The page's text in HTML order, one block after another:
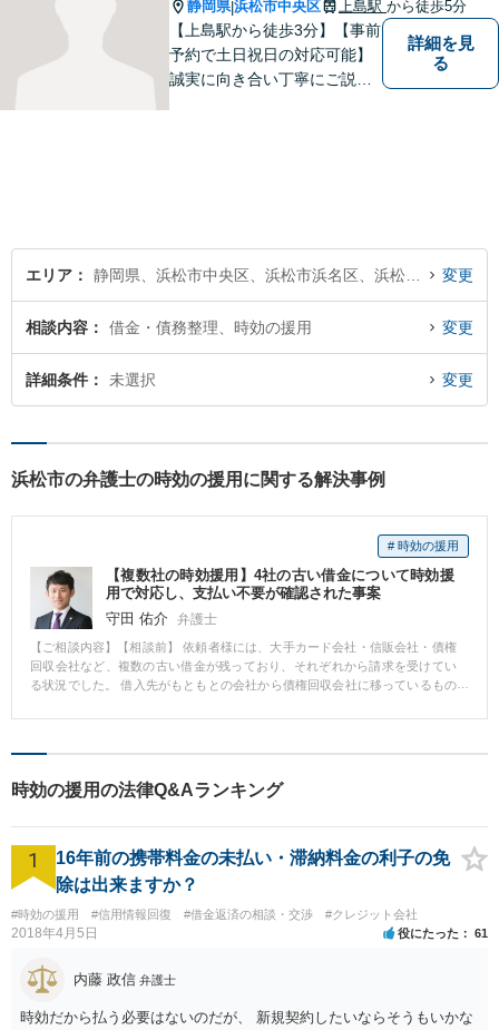
静岡県|浜松市中央区 上島駅 から徒歩5分
【上島駅から徒歩3分】【事前
予約で土日祝日の対応可能】
誠実に向き合い丁寧にご説明
詳細を見
る
エリア 変更
相談内容 借金・債務整理、時効の援用 変更
詳細条件 未選択 変更
浜松市の弁護士の時効の援用に関する解決事例
# 時効の援用
【複数社の時効援用】4社の古い借金について時効援
用で対応し、支払い不要が確認された事案
守田 佑介 弁護士
【ご相談内容】【相談前】 依頼者様には、大手カード会社・信販会社・債権
回収会社など、複数の古い借金が残っており、それぞれから請求を受けてい
る状況でした。 借入先がもともとの会社から債権回収会社に移っているもの
払わなければならないのか分からない」という不安が生じやすい事案でし
す。そのため、対象の4社それぞれについて、時効援用通知を送付し、その後
の処理状況を確認していく方針としました。 【相談後】 時効援用のご依頼を
用による処理がされたことを確認できました。 結果として、対象となった4社
の古い借金について、依頼者様が今後支払い対応を続ける必要はないことを
確認することができました。 複数社から古い借金の請求が来ている場合で
も、1社ずつ時効援用の可否と処理状況を確認していくことで、まとめて解決
できることがあります。
時効の援用の法律Q&Aランキング
1
16年前の携帯料金の未払い・滞納料金の利子の免
除は出来ますか？
#時効の援用 #信用情報回復 #借金返済の相談・交渉 #クレジット会社
2018年4月5日 役にたった 61
内藤 政信 弁護士
時効だから払う必要はないのだが、 新規契約したいならそうもいかな